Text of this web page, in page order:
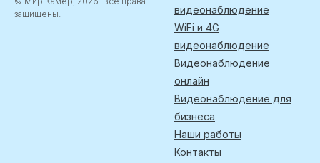
защищены.
видеонаблюдение
WiFi и 4G
видеонаблюдение
Видеонаблюдение
онлайн
Видеонаблюдение для
бизнеса
Наши работы
Контакты